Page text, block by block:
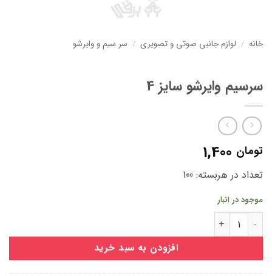
خانه / لوازم جانبی صوتی و تصویری / سر سیم و وایرشو
سرسیم وایرشو سایز 4
تومان
تعداد در هربسته: 100
موجود در انبار
سرسیم وایرشو سایز 4 عدد
افزودن به سبد خرید